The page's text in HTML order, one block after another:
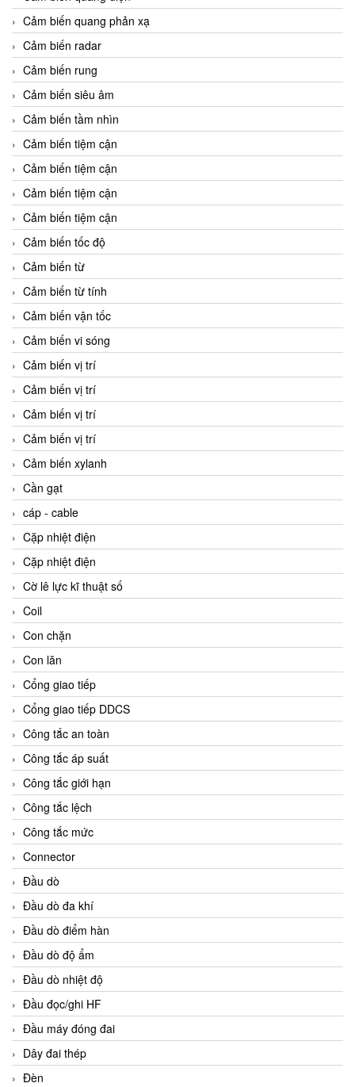
Cảm biến quang phản xạ
Cảm biến radar
Cảm biến rung
Cảm biến siêu âm
Cảm biến tầm nhìn
Cảm biến tiệm cận
Cảm biến tiệm cận
Cảm biến tiệm cận
Cảm biến tiệm cận
Cảm biến tốc độ
Cảm biến từ
Cảm biến từ tính
Cảm biến vận tốc
Cảm biến vi sóng
Cảm biến vị trí
Cảm biến vị trí
Cảm biến vị trí
Cảm biến vị trí
Cảm biến xylanh
Cần gạt
cáp - cable
Cặp nhiệt điện
Cặp nhiệt điện
Cờ lê lực kĩ thuật số
Coil
Con chặn
Con lăn
Cổng giao tiếp
Cổng giao tiếp DDCS
Công tắc an toàn
Công tắc áp suất
Công tắc giới hạn
Công tắc lệch
Công tắc mức
Connector
Đầu dò
Đầu dò đa khí
Đầu dò điểm hàn
Đầu dò độ ẩm
Đầu dò nhiệt độ
Đầu đọc/ghi HF
Đầu máy đóng đai
Dây đai thép
Đèn